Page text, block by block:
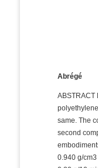
Abrégé
ABSTRACT
same. The
second
0.940 g/